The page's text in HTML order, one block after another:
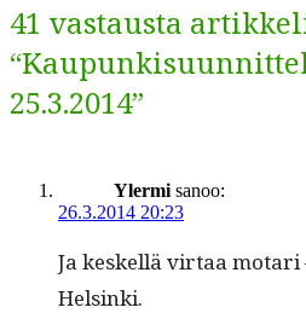
41 vastausta
25.3.2014”
Ylermi sanoo:
26.3.2014 20:23
Ja keskel­lä vir­taa
Helsinki.